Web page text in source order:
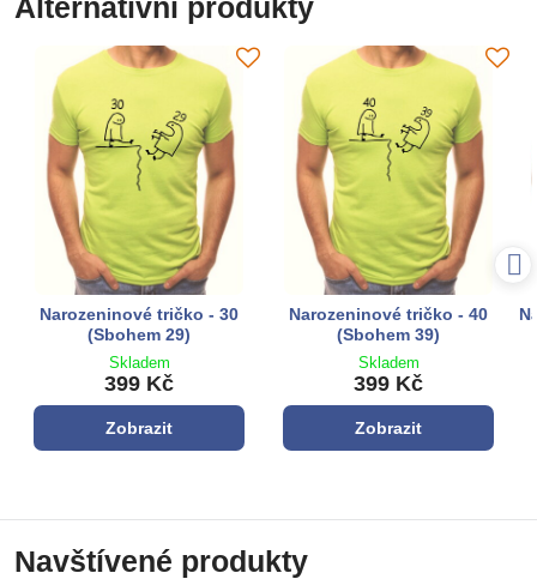
Alternativní produkty
Narozeninové tričko - 30
(Sbohem 29)
Skladem
399 Kč
Zobrazit
Narozeninové tričko - 40
(Sbohem 39)
Skladem
399 Kč
Zobrazit
Navštívené produkty